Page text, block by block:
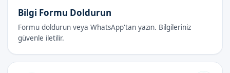
Bebek Sünneti Avantajları
İyileşme süreci kısadır.
Bebeklerin sağlığı için önemlidir.
Bilgi Formu Doldurun
Formu doldurun veya WhatsApp'tan yazın. Bilgileriniz
güvenle iletilir.